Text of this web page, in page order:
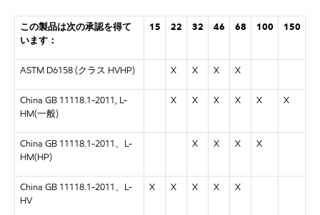
この製品は次の承認を得て
います：
15 22 32 46 68 100 150
ASTM D6158 (クラス HVHP) X X X X
China GB 11118.1-2011, L-
HM(一般)
X X X X X X
China GB 11118.1-2011、L-
HM(HP)
X X X X
China GB 11118.1-2011、L-
HV
X X X X X